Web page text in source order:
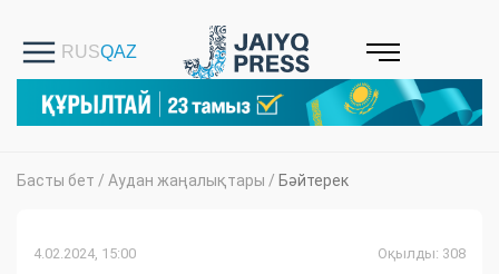
Басты бет / Аудан жаңалықтары / Бәйтерек
4.02.2024, 15:00 Оқылды: 308